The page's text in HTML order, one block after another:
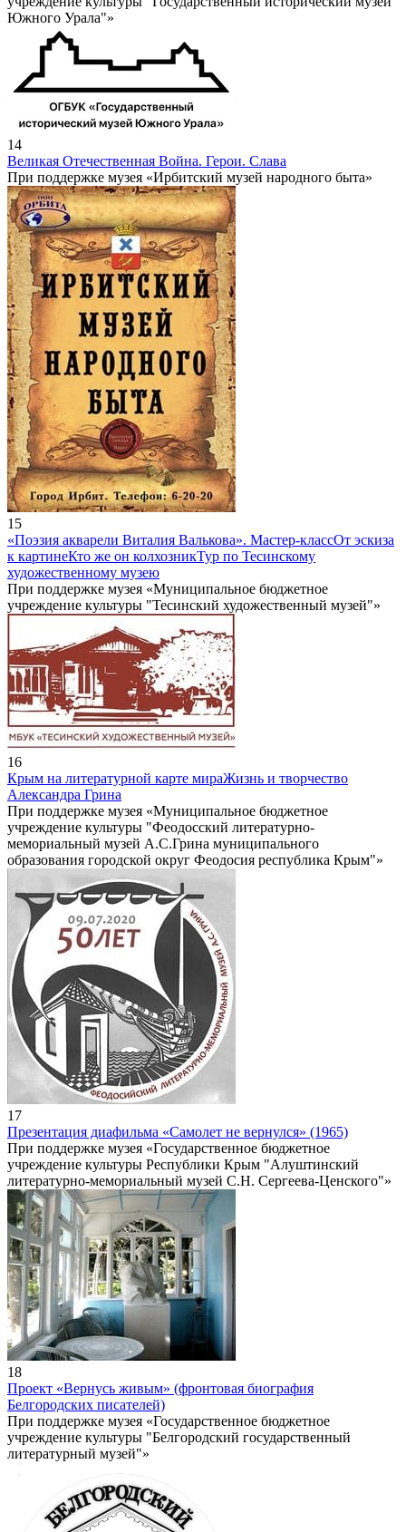
Южного Урала"»
14
Великая Отечественная Война. Герои. Слава
При поддержке музея «Ирбитский музей народного быта»
15
«Поэзия акварели Виталия Валькова». Мастер-классОт эскиза
к картинеКто же он колхозникТур по Тесинскому
художественному музею
При поддержке музея «Муниципальное бюджетное
учреждение культуры "Тесинский художественный музей"»
16
Крым на литературной карте мираЖизнь и творчество
Александра Грина
При поддержке музея «Муниципальное бюджетное
учреждение культуры "Феодосский литературно-
мемориальный музей А.С.Грина муниципального
образования городской округ Феодосия республика Крым"»
17
Презентация диафильма «Самолет не вернулся» (1965)
При поддержке музея «Государственное бюджетное
учреждение культуры Республики Крым "Алуштинский
литературно-мемориальный музей С.Н. Сергеева-Ценского"»
18
Проект «Вернусь живым» (фронтовая биография
Белгородских писателей)
При поддержке музея «Государственное бюджетное
учреждение культуры "Белгородский государственный
литературный музей"»